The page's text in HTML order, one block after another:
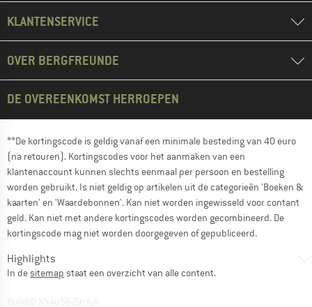
KLANTENSERVICE
OVER BERGFREUNDE
DE OVEREENKOMST HERROEPEN
**De kortingscode is geldig vanaf een minimale besteding van 40 euro
(na retouren). Kortingscodes voor het aanmaken van een
klantenaccount kunnen slechts eenmaal per persoon en bestelling
worden gebruikt. Is niet geldig op artikelen uit de categorieën 'Boeken &
kaarten' en 'Waardebonnen'. Kan niet worden ingewisseld voor contant
geld. Kan niet met andere kortingscodes worden gecombineerd. De
kortingscode mag niet worden doorgegeven of gepubliceerd.
Highlights
In desitemap staat een overzicht van alle content.